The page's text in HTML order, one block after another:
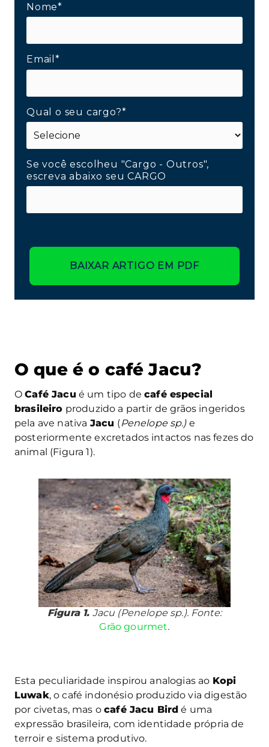
Nome*
Email*
Qual o seu cargo?*
Se você escolheu "Cargo - Outros",
escreva abaixo seu CARGO
BAIXAR ARTIGO EM PDF
O que é o café Jacu?
OCafé Jacu é um tipo decafé especial
brasileiro produzido a partir de grãos ingeridos
pela ave nativaJacu (Penelope sp.)e
posteriormente excretados intactos nas fezes do
animal (Figura 1).
Figura 1. Jacu (Penelope sp.). Fonte:
Grão gourmet.
Esta peculiaridade inspirou analogias ao Kopi
Luwak, o café indonésio produzido via digestão
por civetas, mas ocafé Jacu Bird é uma
expressão brasileira, com identidade própria de
terroir e sistema produtivo.